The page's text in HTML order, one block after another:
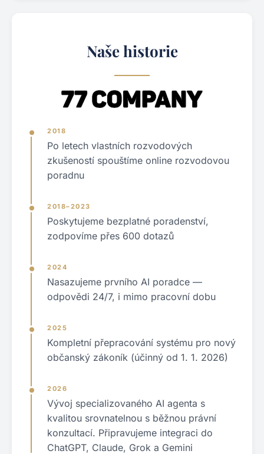
Naše historie
2018
Po letech vlastních rozvodových
zkušeností spouštíme online rozvodovou
poradnu
2018–2023
Poskytujeme bezplatné poradenství,
zodpovíme přes 600 dotazů
2024
Nasazujeme prvního AI poradce —
odpovědi 24/7, i mimo pracovní dobu
2025
Kompletní přepracování systému pro nový
občanský zákoník (účinný od 1. 1. 2026)
2026
Vývoj specializovaného AI agenta s
kvalitou srovnatelnou s běžnou právní
konzultací. Připravujeme integraci do
ChatGPT, Claude, Grok a Gemini